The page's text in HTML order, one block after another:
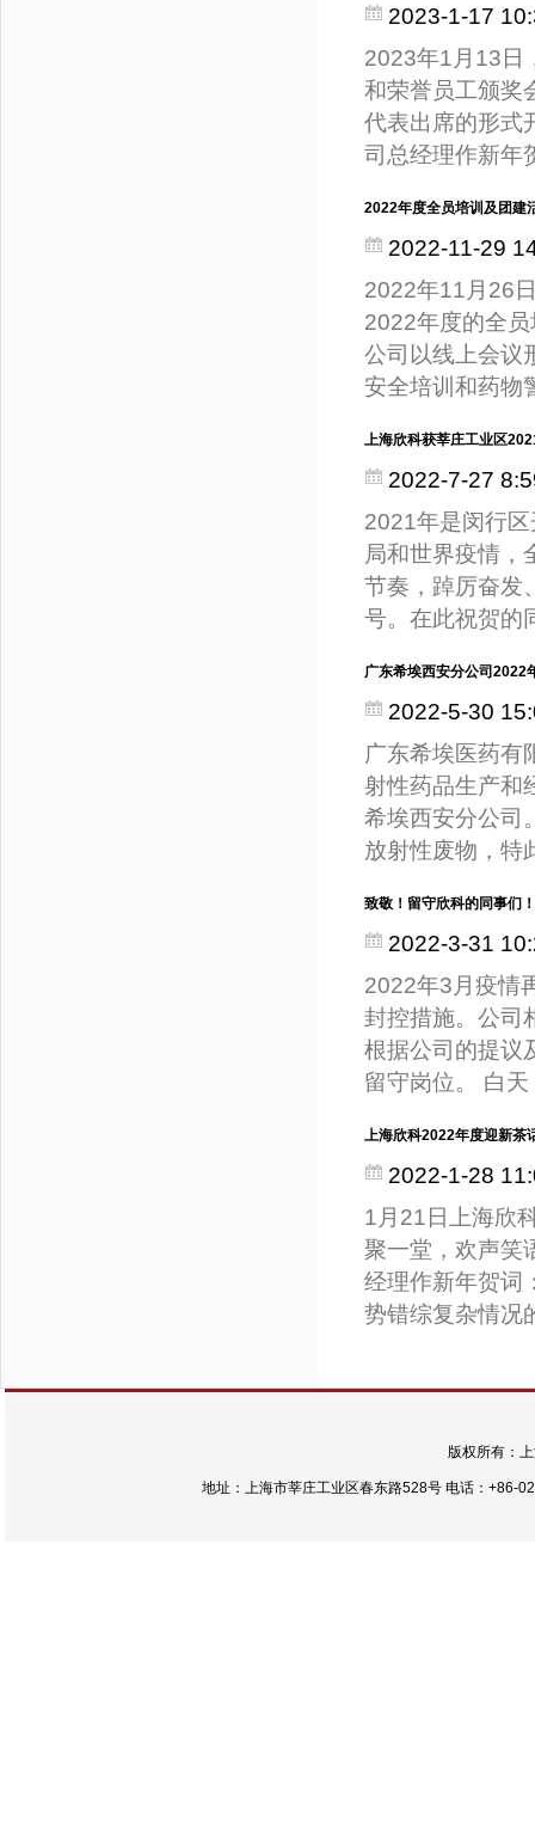
2023-1-17
2023年1月13日
和荣誉员工颁奖
代表出席的形式
司总经理作新年
2022年度全员培训及团建
2022-11-29
2022年11月26
2022年度的全
公司以线上会议
安全培训和药物
上海欣科获莘庄工业区
2022-7-27
2021年是闵行
局和世界疫情，
节奏，踔厉奋发
号。在此祝贺的
广东希埃西安分公司2022
2022-5-30
广东希埃医药有
射性药品生产和
希埃西安分公司
放射性废物，特
致敬！留守欣科的同事们！
2022-3-31
2022年3月疫情
封控措施。公司
根据公司的提议
留守岗位。 白
上海欣科2022年度迎新茶
2022-1-28
1月21日上海欣
聚一堂，欢声笑
经理作新年贺词
势错综复杂情况
版权所有：
地址：上海市莘庄工业区春东路528号 电话：+86-